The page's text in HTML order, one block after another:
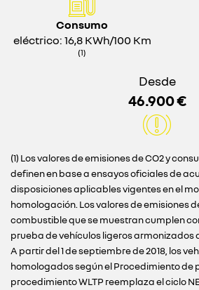
Consumo
eléctrico: 16,8 KWh/100 Km
(1)
Desde
46.900 €
(1) Los valores de emisiones de CO2 y
definen en base a ensayos oficiales de
disposiciones aplicables vigentes en el
homologación. Los valores de emisiones
combustible que se muestran cumplen
prueba de vehículos ligeros armonizados
A partir del 1 de septiembre de 2018, los
homologados según el Procedimiento de
procedimiento WLTP reemplaza el ciclo